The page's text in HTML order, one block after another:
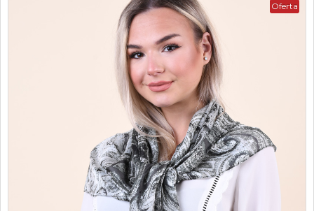
INCALTAMINTE DAMA
Oferta